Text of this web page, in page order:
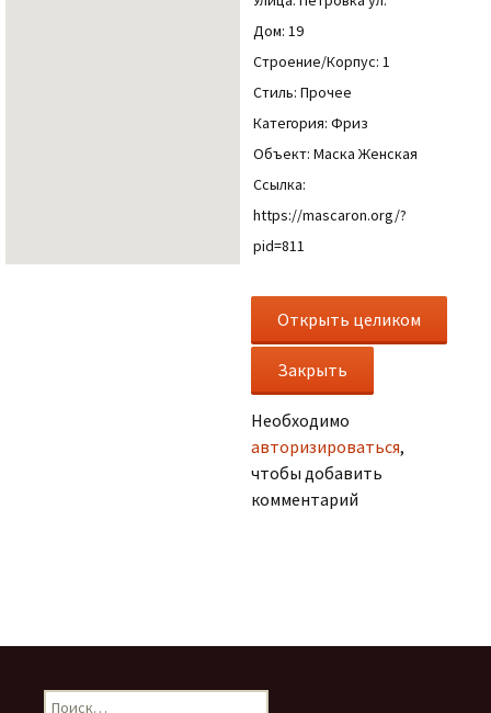
Дом: 19
Строение/Корпус: 1
Стиль: Прочее
Категория: Фриз
Объект: Маска Женская
Ссылка:
https://mascaron.org/?
pid=811
Необходимо
авторизироваться,
чтобы добавить
комментарий
Н